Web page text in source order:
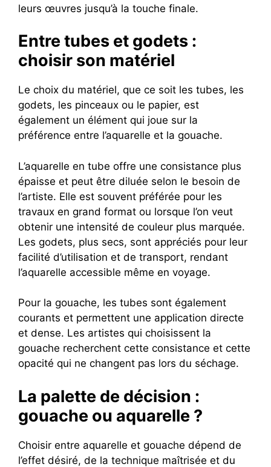
leurs œuvres jusqu’à la touche finale.
Entre tubes et godets :
choisir son matériel
Le choix du matériel, que ce soit les tubes, les
godets, les pinceaux ou le papier, est
également un élément qui joue sur la
préférence entre l’aquarelle et la gouache.
L’aquarelle en tube offre une consistance plus
épaisse et peut être diluée selon le besoin de
l’artiste. Elle est souvent préférée pour les
travaux en grand format ou lorsque l’on veut
obtenir une intensité de couleur plus marquée.
Les godets, plus secs, sont appréciés pour leur
facilité d’utilisation et de transport, rendant
l’aquarelle accessible même en voyage.
Pour la gouache, les tubes sont également
courants et permettent une application directe
et dense. Les artistes qui choisissent la
gouache recherchent cette consistance et cette
opacité qui ne changent pas lors du séchage.
La palette de décision :
gouache ou aquarelle ?
Choisir entre aquarelle et gouache dépend de
l’effet désiré, de la technique maîtrisée et du